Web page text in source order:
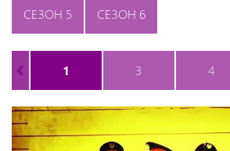
СЕЗОН 5 СЕЗОН 6
1 3 4